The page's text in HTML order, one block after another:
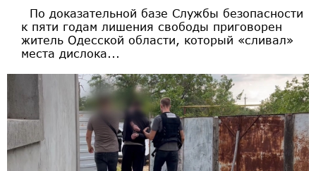
По доказательной базе Службы безопасности
к пяти годам лишения свободы приговорен
житель Одесской области, который «сливал»
места дислока...